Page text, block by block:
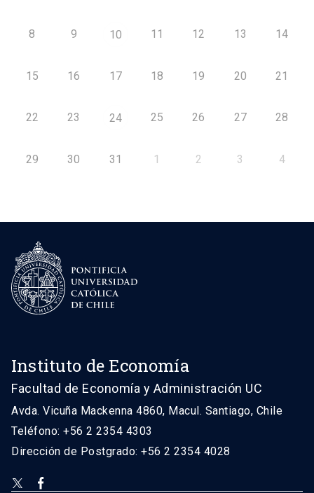
8 9 10 11 12 13 14
15 16 17 18 19 20 21
22 23 24 25 26 27 28
29 30 31 1 2 3 4
Instituto de Economía
Facultad de Economía y Administración UC
Avda. Vicuña Mackenna 4860, Macul. Santiago, Chile
Teléfono: +56 2 2354 4303
Dirección de Postgrado: +56 2 2354 4028